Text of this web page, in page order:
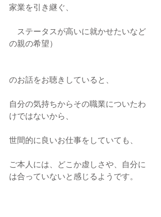
家業を引き継ぐ、
ステータスが高いに就かせたいなど
の親の希望）
のお話をお聴きしていると、
自分の気持ちからその職業についたわ
けではないから、
世間的に良いお仕事をしていても、
ご本人には、どこか虚しさや、自分に
は合っていないと感じるようです。